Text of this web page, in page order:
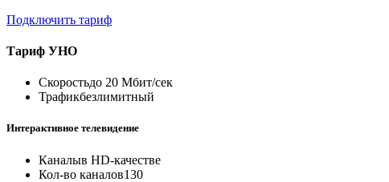
Подключить тариф
Тариф УНО
Скоростьдо 20 Мбит/сек
Трафикбезлимитный
Интерактивное телевидение
Каналыв HD-качестве
Кол-во каналов130